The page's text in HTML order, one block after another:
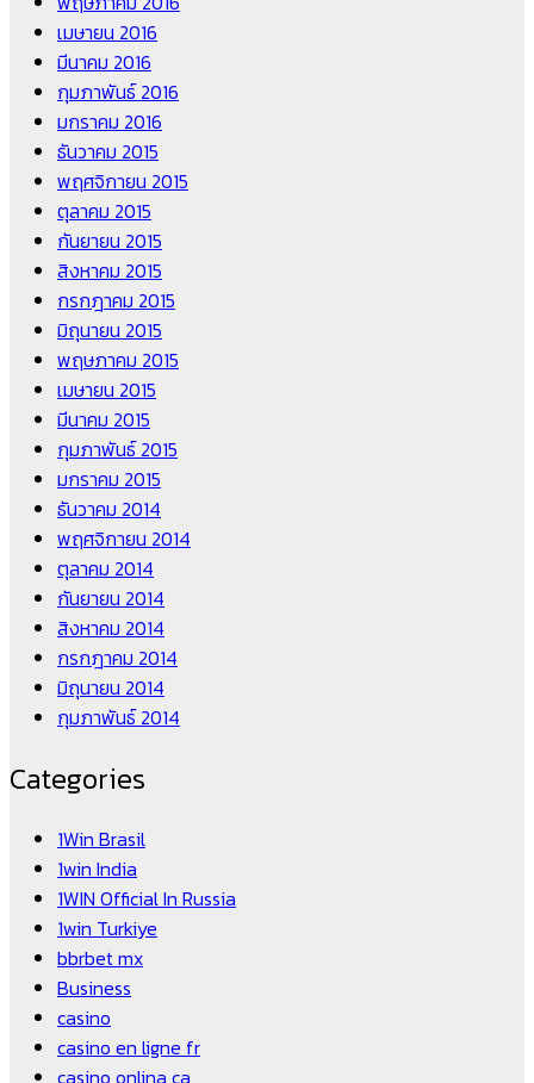
เมษายน 2016
มีนาคม 2016
กุมภาพันธ์ 2016
มกราคม 2016
ธันวาคม 2015
พฤศจิกายน 2015
ตุลาคม 2015
กันยายน 2015
สิงหาคม 2015
กรกฎาคม 2015
มิถุนายน 2015
พฤษภาคม 2015
เมษายน 2015
มีนาคม 2015
กุมภาพันธ์ 2015
มกราคม 2015
ธันวาคม 2014
พฤศจิกายน 2014
ตุลาคม 2014
กันยายน 2014
สิงหาคม 2014
กรกฎาคม 2014
มิถุนายน 2014
กุมภาพันธ์ 2014
Categories
1Win Brasil
1win India
1WIN Official In Russia
1win Turkiye
bbrbet mx
Business
casino
casino en ligne fr